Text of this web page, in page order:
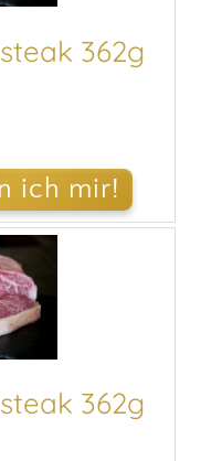
362g
362g